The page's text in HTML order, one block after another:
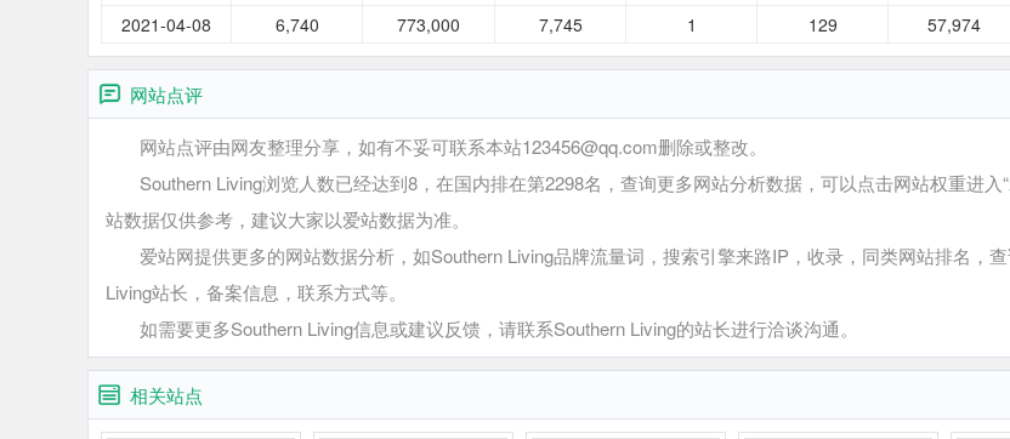
2021-04-08
6,740 773,000 7,745 1 129 57,974
网站点评
网站点评由网友整理分享，如有不妥可联系本站123456@qq.com删除或整改。
Southern Living浏览人数已经达到8，在国内排在第2298名，查询更多网站分析数据，可以点击网站权重进入“
站数据仅供参考，建议大家以爱站数据为准。
爱站网提供更多的网站数据分析，如Southern Living品牌流量词，搜索引擎来路IP，收录，同类网站排名，
Living站长，备案信息，联系方式等。
如需要更多Southern Living信息或建议反馈，请联系Southern Living的站长进行洽谈沟通。
相关站点